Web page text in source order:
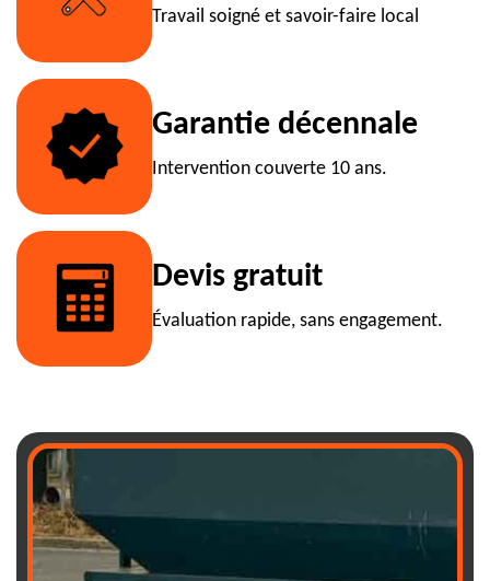
Travail soigné et savoir-faire local
Garantie décennale
Intervention couverte 10 ans.
Devis gratuit
Évaluation rapide, sans engagement.